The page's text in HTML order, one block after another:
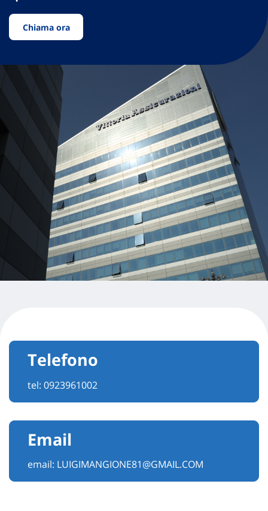
Chiama ora
Telefono
tel: 0923961002
Email
email: LUIGIMANGIONE81@GMAIL.COM